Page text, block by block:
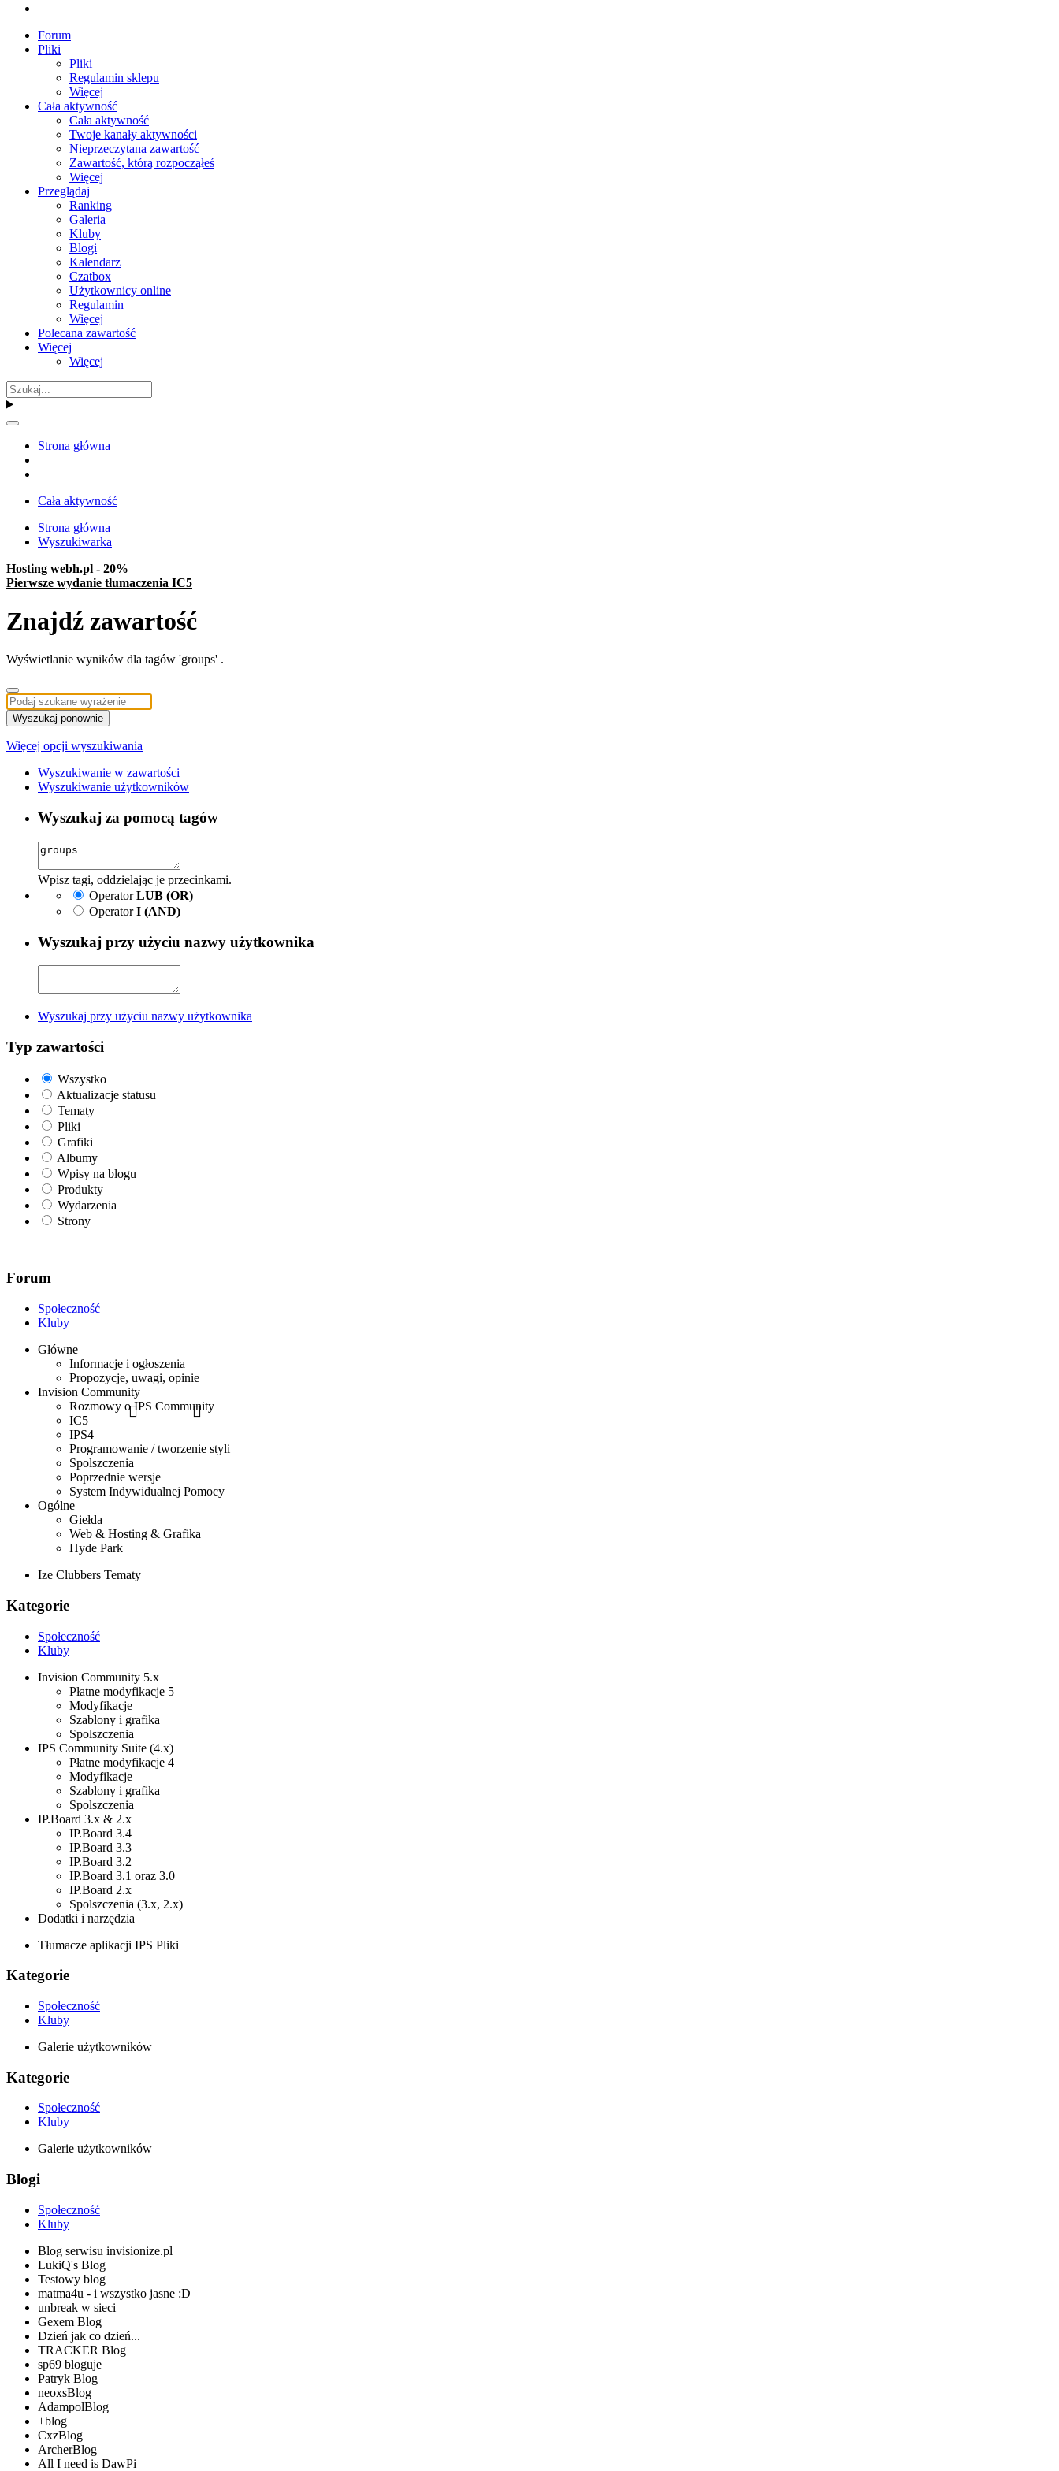
Forum
Pliki
Pliki
Regulamin sklepu
Więcej
Cała aktywność
Cała aktywność
Twoje kanały aktywności
Nieprzeczytana zawartość
Zawartość, którą rozpocząłeś
Więcej
Przeglądaj
Ranking
Galeria
Kluby
Blogi
Kalendarz
Czatbox
Użytkownicy online
Regulamin
Więcej
Polecana zawartość
Więcej
Więcej
Strona główna
Cała aktywność
Strona główna
Wyszukiwarka
Hosting webh.pl - 20%
Pierwsze wydanie tłumaczenia IC5
Znajdź zawartość
Wyświetlanie wyników dla tagów 'groups' .
Wyszukaj ponownie
Więcej opcji wyszukiwania
Wyszukiwanie w zawartości
Wyszukiwanie użytkowników
Wyszukaj za pomocą tagów
Wpisz tagi, oddzielając je przecinkami.
OperatorLUB (OR)
OperatorI (AND)
Wyszukaj przy użyciu nazwy użytkownika
Wyszukaj przy użyciu nazwy użytkownika
Typ zawartości
Wszystko
Aktualizacje statusu
Tematy
Pliki
Grafiki
Albumy
Wpisy na blogu
Produkty
Wydarzenia
Strony
Forum
Społeczność
Kluby
Główne
Informacje i ogłoszenia
Propozycje, uwagi, opinie
Invision Community
Rozmowy o IPS Community
IC5
IPS4
Programowanie / tworzenie styli
Spolszczenia
Poprzednie wersje
System Indywidualnej Pomocy
Ogólne
Giełda
Web & Hosting & Grafika
Hyde Park
Ize Clubbers Tematy
Kategorie
Społeczność
Kluby
Invision Community 5.x
Płatne modyfikacje 5
Modyfikacje
Szablony i grafika
Spolszczenia
IPS Community Suite (4.x)
Płatne modyfikacje 4
Modyfikacje
Szablony i grafika
Spolszczenia
IP.Board 3.x & 2.x
IP.Board 3.4
IP.Board 3.3
IP.Board 3.2
IP.Board 3.1 oraz 3.0
IP.Board 2.x
Spolszczenia (3.x, 2.x)
Dodatki i narzędzia
Tłumacze aplikacji IPS Pliki
Kategorie
Społeczność
Kluby
Galerie użytkowników
Kategorie
Społeczność
Kluby
Galerie użytkowników
Blogi
Społeczność
Kluby
Blog serwisu invisionize.pl
LukiQ's Blog
Testowy blog
matma4u - i wszystko jasne :D
unbreak w sieci
Gexem Blog
Dzień jak co dzień...
TRACKER Blog
sp69 bloguje
Patryk Blog
neoxsBlog
AdampolBlog
+blog
CxzBlog
ArcherBlog
All I need is DawPi